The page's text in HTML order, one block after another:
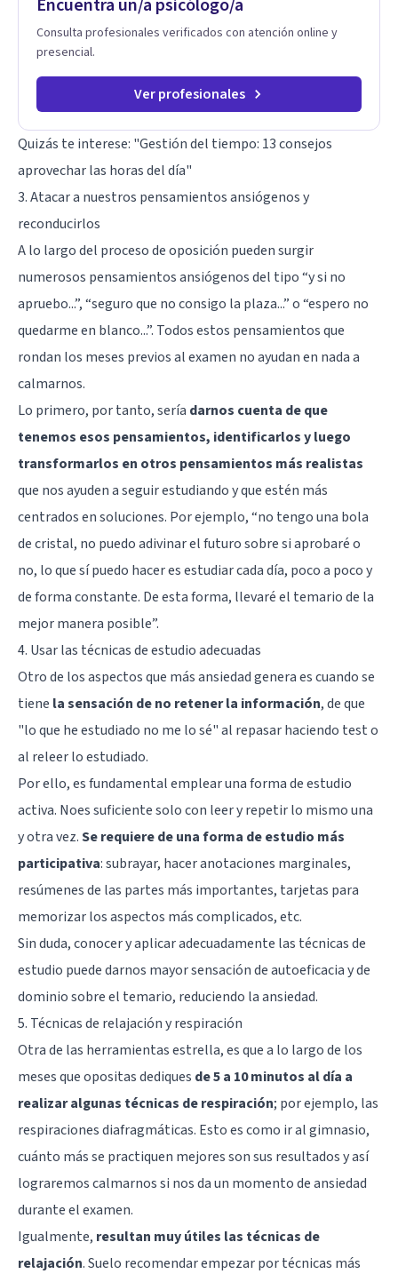
Encuentra un/a psicólogo/a
Consulta profesionales verificados con atención online y
presencial.
Ver profesionales
Quizás te interese: "Gestión del tiempo: 13 consejos
aprovechar las horas del día"
3. Atacar a nuestros pensamientos ansiógenos y
reconducirlos
A lo largo del proceso de oposición pueden surgir
numerosos pensamientos ansiógenos del tipo “y si no
apruebo...”, “seguro que no consigo la plaza...” o “espero no
quedarme en blanco...”. Todos estos pensamientos que
rondan los meses previos al examen no ayudan en nada a
calmarnos.
Lo primero, por tanto, sería darnos cuenta de que
tenemos esos pensamientos, identificarlos y luego
transformarlos en otros pensamientos más realistas
que nos ayuden a seguir estudiando y que estén más
centrados en soluciones. Por ejemplo, “no tengo una bola
de cristal, no puedo adivinar el futuro sobre si aprobaré o
no, lo que sí puedo hacer es estudiar cada día, poco a poco y
de forma constante. De esta forma, llevaré el temario de la
mejor manera posible”.
4. Usar las técnicas de estudio adecuadas
Otro de los aspectos que más ansiedad genera es cuando se
tiene la sensación de no retener la información, de que
"lo que he estudiado no me lo sé" al repasar haciendo test o
al releer lo estudiado.
Por ello, es fundamental emplear una forma de estudio
activa. Noes suficiente solo con leer y repetir lo mismo una
y otra vez.Se requiere de una forma de estudio más
participativa: subrayar, hacer anotaciones marginales,
resúmenes de las partes más importantes, tarjetas para
memorizar los aspectos más complicados, etc.
Sin duda, conocer y aplicar adecuadamente las técnicas de
estudio puede darnos mayor sensación de autoeficacia y de
dominio sobre el temario, reduciendo la ansiedad.
5. Técnicas de relajación y respiración
Otra de las herramientas estrella, es que a lo largo de los
meses que opositas dediques de 5 a 10 minutos al día a
realizar algunas técnicas de respiración; por ejemplo, las
respiraciones diafragmáticas. Esto es como ir al gimnasio,
cuánto más se practiquen mejores son sus resultados y así
lograremos calmarnos si nos da un momento de ansiedad
durante el examen.
Igualmente, resultan muy útiles las técnicas de
relajación. Suelo recomendar empezar por técnicas más